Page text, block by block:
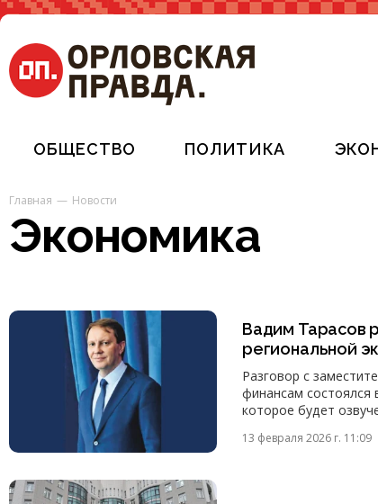
ОБЩЕСТВО ПОЛИТИКА
Главная Новости
Экономика
Вадим Тарасов
региональной
Разговор с
финансам состоялся
которое будет
13 февраля 2026 г. 11:09